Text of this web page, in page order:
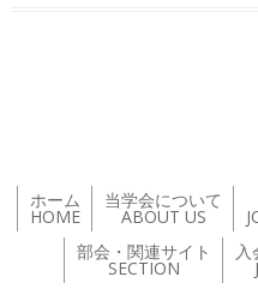
ホーム
HOME
当学会について
ABOUT US
部会・関連サイト
SECTION
入